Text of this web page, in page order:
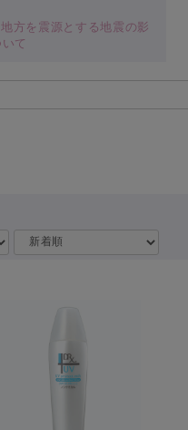
方を震源とする地震の影
て